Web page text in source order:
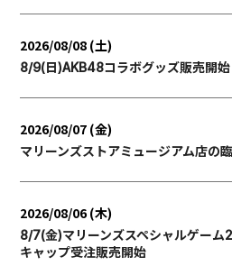
2026/08/08 (土)
8/9(日)AKB48コラボグッズ販売開始
2026/08/07 (金)
マリーンズストアミュージアム店の
2026/08/06 (木)
8/7(金)マリーンズスペシャルゲーム
キャップ受注販売開始